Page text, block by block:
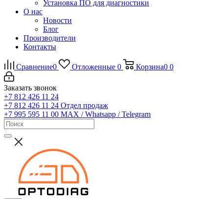
Установка ПО для диагностики
О нас
Новости
Блог
Производители
Контакты
Сравнение0 Отложенные 0 Корзина0 0
Заказать звонок
+7 812 426 11 24
+7 812 426 11 24 Отдел продаж
+7 995 595 11 00 MAX / Whatsapp / Telegram